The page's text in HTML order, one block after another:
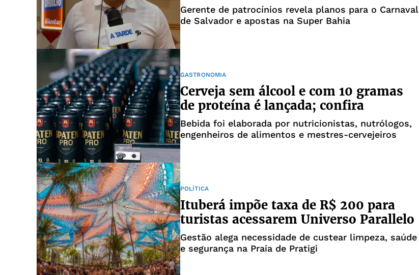
Gerente de patrocínios revela planos para o Carnaval
de Salvador e apostas na Super Bahia
GASTRONOMIA
Cerveja sem álcool e com 10 gramas
de proteína é lançada; confira
Bebida foi elaborada por nutricionistas, nutrólogos,
engenheiros de alimentos e mestres-cervejeiros
POLÍTICA
Ituberá impõe taxa de R$ 200 para
turistas acessarem Universo Parallelo
Gestão alega necessidade de custear limpeza, saúde
e segurança na Praia de Pratigi